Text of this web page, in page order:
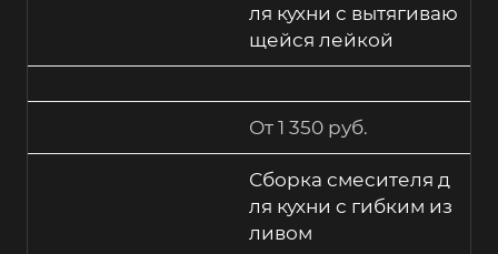
ля кухни с вытягиваю
щейся лейкой
От 1 350 руб.
Сборка смесителя д
ля кухни с гибким из
ливом